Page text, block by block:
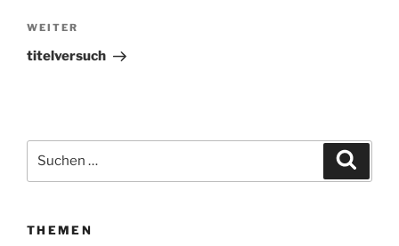
Nächster
Beitrag
WEITER
titelversuch
Suchen
THEMEN